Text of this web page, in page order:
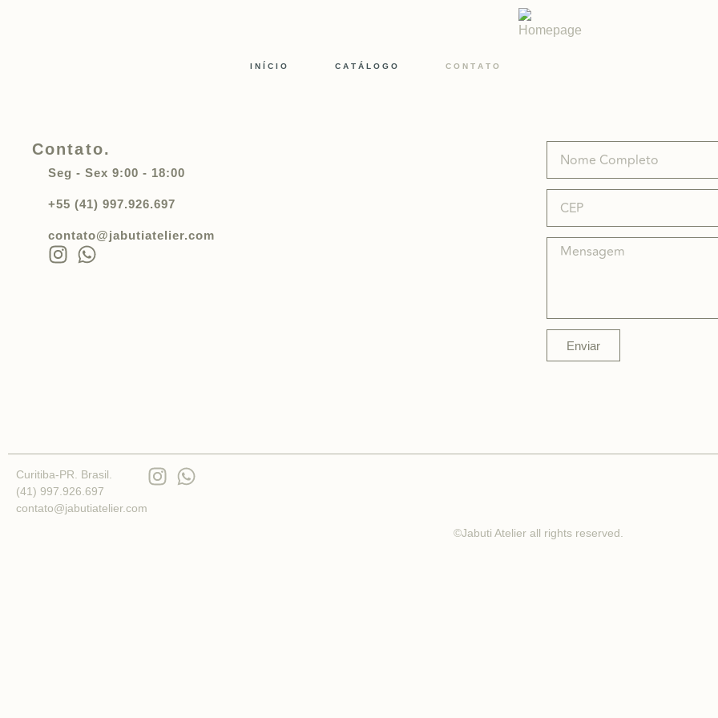
I N Í C I O C A T Á L O G O C O N T A T O
Contato.
Seg - Sex 9:00 - 18:00
+55 (41) 997.926.697
contato@jabutiatelier.com
Enviar
Curitiba-PR. Brasil.
(41) 997.926.697
contato@jabutiatelier.com
©Jabuti Atelier all rights reserved.